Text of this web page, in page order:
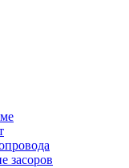
засоров